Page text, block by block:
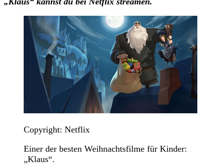
Copyright: Netflix
Einer der besten Weihnachtsfilme für Kinder:
„Klaus“.